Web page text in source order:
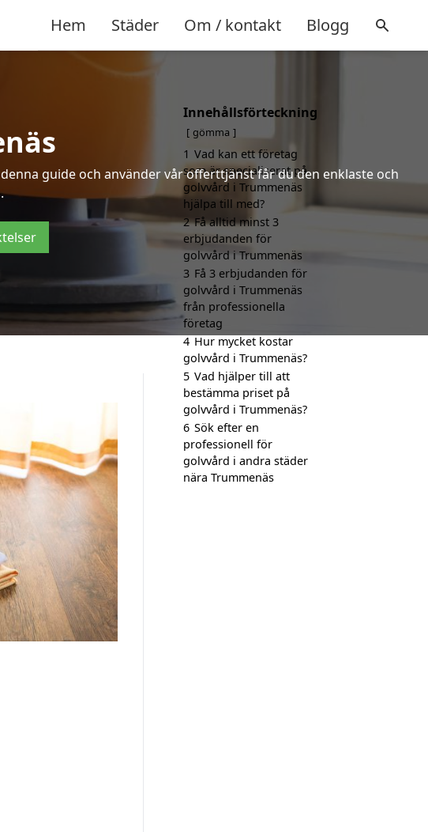
Hem Städer Om / kontakt Blogg
guide och använder vår offerttjänst får du den enklaste och
Innehållsförteckning
gömma
1 Vad kan ett företag
som är specialiserat på
golvvård i Trummenäs
hjälpa till med?
2 Få alltid minst 3
erbjudanden för
golvvård i Trummenäs
3 Få 3 erbjudanden för
golvvård i Trummenäs
från professionella
företag
4 Hur mycket kostar
golvvård i Trummenäs?
5 Vad hjälper till att
bestämma priset på
golvvård i Trummenäs?
6 Sök efter en
professionell för
golvvård i andra städer
nära Trummenäs